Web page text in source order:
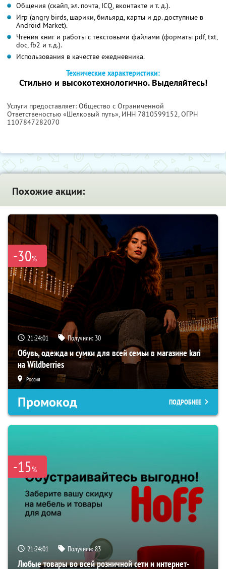
Общения (скайп, эл. почта, ICQ, вконтакте и т. д.).
Игр (angry birds, шарики, бильярд, карты и др. доступные в
Android Market).
Чтения книг и работы с текстовыми файлами (форматы pdf, txt,
doc, fb2 и т.д.).
Использования в качестве ежедневника.
Технические характеристики:
Стильно и высокотехнологично. Выделяйтесь!
Услуги предоставляет: Общество с Ограниченной
Ответственостью «Шелковый путь», ИНН 7810599152, ОГРН
1107847282070
Похожие акции:
-30%
21:24:00 Получили: 30
Обувь, одежда и сумки для всей семьи в магазине kari
на Wildberries
Россия
Промокод ПОДРОБНЕЕ
-15%
21:24:00 Получили:83
Любые товары во всей розничной сети и интернет-